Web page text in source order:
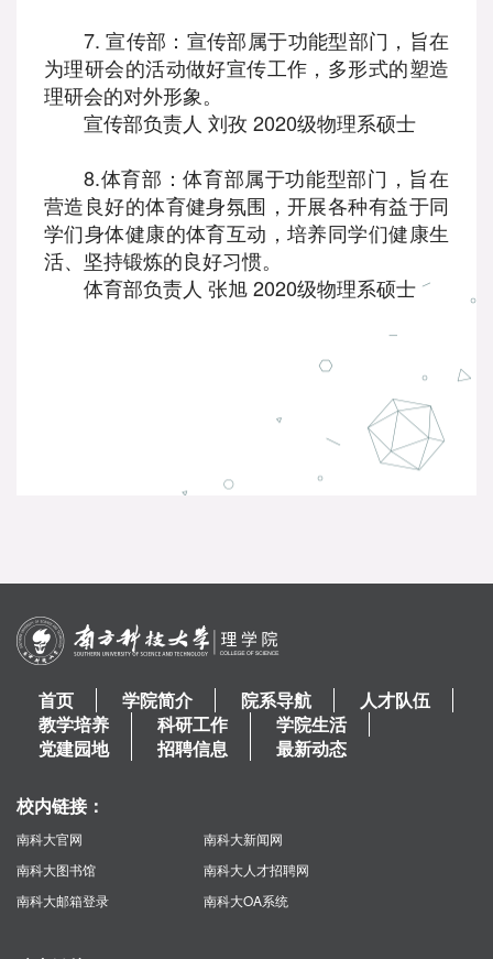
7. 宣传部：宣传部属于功能型部门，旨在
为理研会的活动做好宣传工作，多形式的塑造
理研会的对外形象。
宣传部负责人 刘孜 2020级物理系硕士
8.体育部：体育部属于功能型部门，旨在
营造良好的体育健身氛围，开展各种有益于同
学们身体健康的体育互动，培养同学们健康生
活、坚持锻炼的良好习惯。
体育部负责人 张旭 2020级物理系硕士
首页 学院简介 院系导航
人才队伍
教学培养
科研工作
学院生活
党建园地
招聘信息 最新动态
校内链接：
南科大官网
南科大新闻网
南科大图书馆
南科大人才招聘网
南科大邮箱登录
南科大OA系统